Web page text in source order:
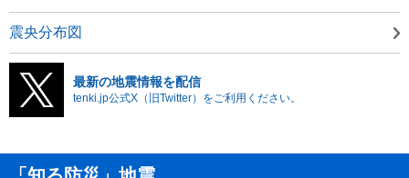
震央分布図
最新の地震情報を配信
tenki.jp公式X（旧Twitter）をご利用ください。